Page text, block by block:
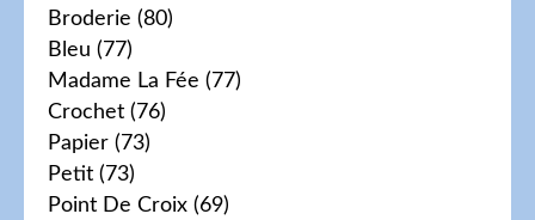
Broderie (80)
Bleu (77)
Madame La Fée (77)
Crochet (76)
Papier (73)
Petit (73)
Point De Croix (69)